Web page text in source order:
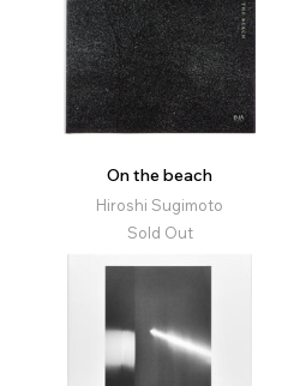
On the beach
Hiroshi Sugimoto
Sold Out